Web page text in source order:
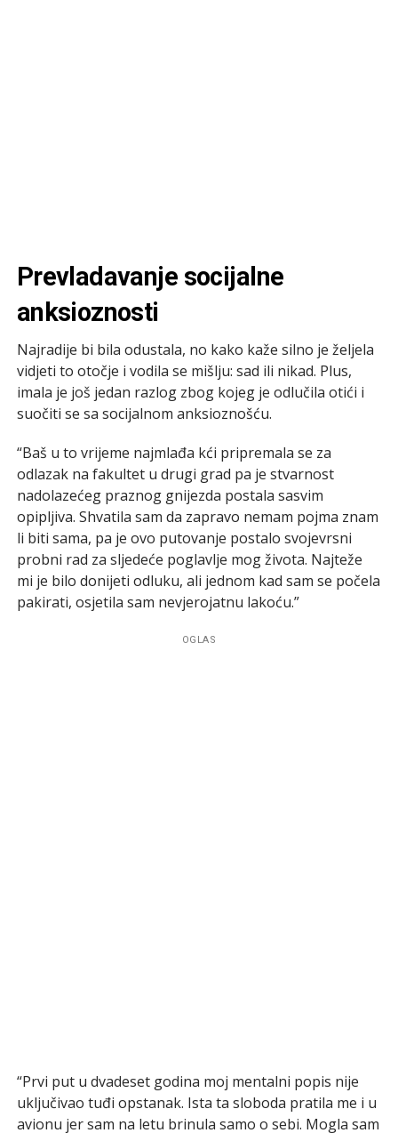
Prevladavanje socijalne
anksioznosti
Najradije bi bila odustala, no kako kaže silno je željela
vidjeti to otočje i vodila se mišlju: sad ili nikad. Plus,
imala je još jedan razlog zbog kojeg je odlučila otići i
suočiti se sa socijalnom anksioznošću.
“Baš u to vrijeme najmlađa kći pripremala se za
odlazak na fakultet u drugi grad pa je stvarnost
nadolazećeg praznog gnijezda postala sasvim
opipljiva. Shvatila sam da zapravo nemam pojma znam
li biti sama, pa je ovo putovanje postalo svojevrsni
probni rad za sljedeće poglavlje mog života. Najteže
mi je bilo donijeti odluku, ali jednom kad sam se počela
pakirati, osjetila sam nevjerojatnu lakoću.”
OGLAS
“Prvi put u dvadeset godina moj mentalni popis nije
uključivao tuđi opstanak. Ista ta sloboda pratila me i u
avionu jer sam na letu brinula samo o sebi. Mogla sam